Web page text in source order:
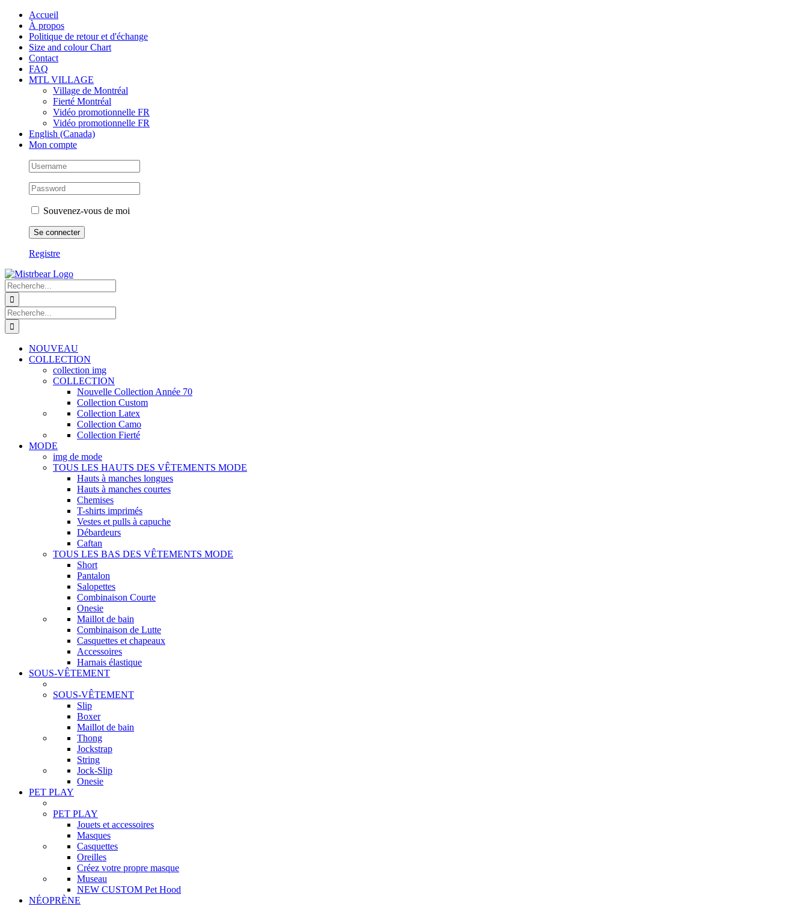
Skip
content
Facebook
Instagram
Tiktok Accueil
À propos
Politique de retour et d'échange
Size and colour Chart
Contact
FAQ
MTL VILLAGE
Village de Montréal
Fierté Montréal
Vidéo promotionnelle FR
Vidéo promotionnelle FR
English (Canada)
Mon compte
Souvenez-vous de moi
Registre
Recherche
de
:
Recherche
de
:
NOUVEAU
COLLECTION
collection img
COLLECTION
Nouvelle Collection Année 70
Collection Custom
Collection Latex
Collection Camo
Collection Fierté
MODE
img de mode
TOUS LES HAUTS DES VÊTEMENTS MODE
Hauts à manches longues
Hauts à manches courtes
Chemises
T-shirts imprimés
Vestes et pulls à capuche
Débardeurs
Caftan
TOUS LES BAS DES VÊTEMENTS MODE
Short
Pantalon
Salopettes
Combinaison Courte
Onesie
Maillot de bain
Combinaison de Lutte
Casquettes et chapeaux
Accessoires
Harnais élastique
SOUS-VÊTEMENT
SOUS-VÊTEMENT
Slip
Boxer
Maillot de bain
Thong
Jockstrap
String
Jock-Slip
Onesie
PET PLAY
PET PLAY
Jouets et accessoires
Masques
Casquettes
Oreilles
Créez votre propre masque
Museau
NEW CUSTOM Pet Hood
NÉOPRÈNE